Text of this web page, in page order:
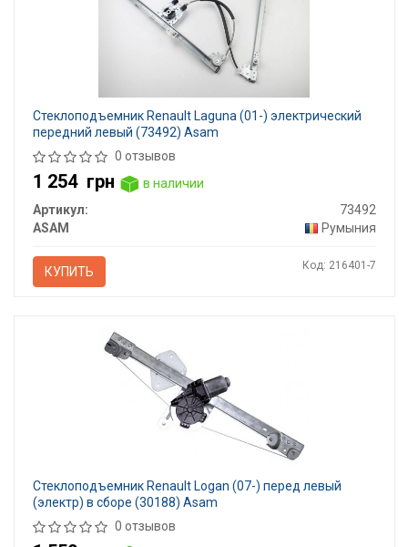
Стеклоподъемник Renault Laguna (01-) электрический
передний левый (73492) Asam
0 отзывов
1 254 грн
в наличии
Артикул:
73492
ASAM
Румыния
КУПИТЬ Код: 216401-7
Стеклоподъемник Renault Logan (07-) перед левый
(электр) в сборе (30188) Asam
0 отзывов